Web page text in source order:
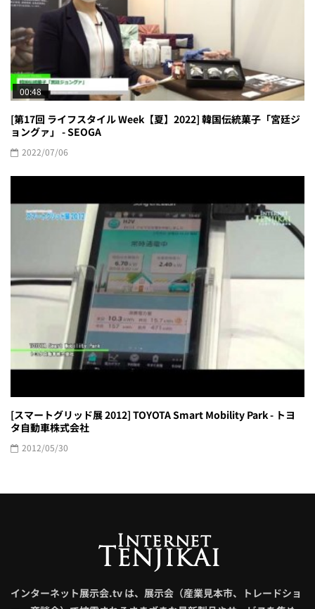
00:48
[第17回 ライフスタイル Week【夏】2022] 韓国伝統菓子「宮廷ジ
ョングァ」 - SEOGA
2022/07/06
[スマートグリッド展 2012] TOYOTA Smart Mobility Park - トヨ
タ自動車株式会社
2012/05/30
インターネット展示会.tv は、展示会（産業見本市、トレードショ